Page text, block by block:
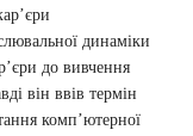
динаміки
до вивчення
він ввів термін
комп’ютерної